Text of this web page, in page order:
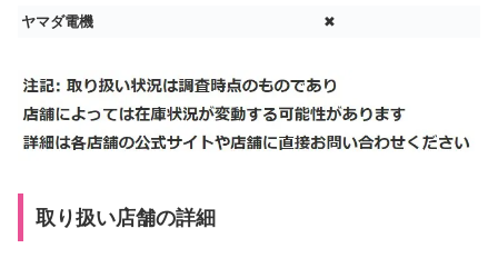
ヤマダ電機
✖
取り扱い店舗の詳細